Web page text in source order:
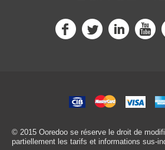
© 2015 Ooredoo se réserve le droit de
partiellement les tarifs et informations sus-